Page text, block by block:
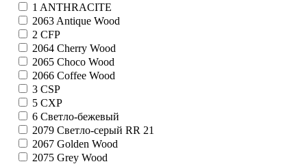
1 ANTHRACITE
2063 Antique Wood
2 CFP
2064 Cherry Wood
2065 Choco Wood
2066 Coffee Wood
3 CSP
5 CXP
6 Cветло-бежевый
2079 Cветло-серый RR 21
2067 Golden Wood
2075 Grey Wood